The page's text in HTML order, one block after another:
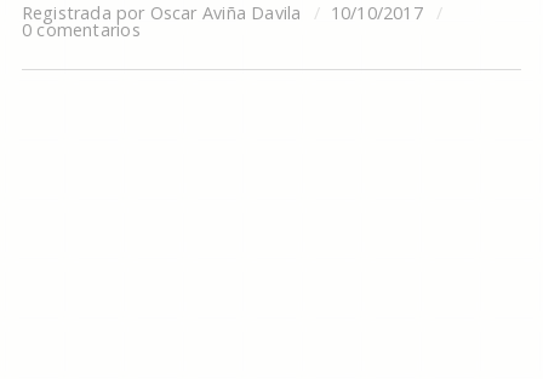
Registrada por Oscar Aviña Davila 10/10/2017
0 comentarios